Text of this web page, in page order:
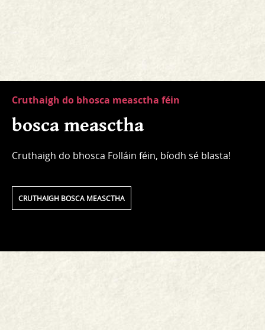
Cruthaigh do bhosca measctha féin
bosca measctha
Cruthaigh do bhosca Folláin féin, bíodh sé blasta!
CRUTHAIGH BOSCA MEASCTHA